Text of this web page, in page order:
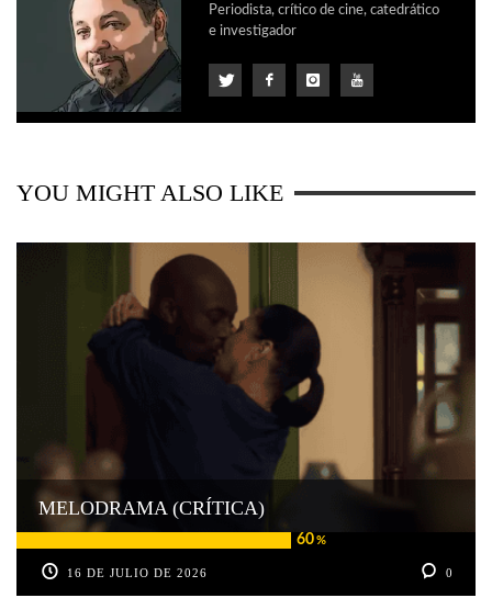
Periodista, crítico de cine, catedrático
e investigador
YOU MIGHT ALSO LIKE
60%
MELODRAMA (CRÍTICA)
16 DE JULIO DE 2026 0